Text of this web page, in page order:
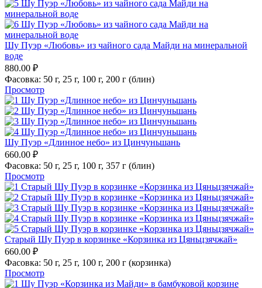
Шу Пуэр «Любовь» из чайного сада Майди на минеральной
воде
880.00 ₽
Фасовка: 50 г, 25 г, 100 г, 200 г (блин)
Просмотр
Шу Пуэр «Длинное небо» из Цинчуньшань
660.00 ₽
Фасовка: 50 г, 25 г, 100 г, 357 г (блин)
Просмотр
Старый Шу Пуэр в корзинке «Корзинка из Цяньцзячжай»
660.00 ₽
Фасовка: 50 г, 25 г, 100 г, 200 г (корзинка)
Просмотр